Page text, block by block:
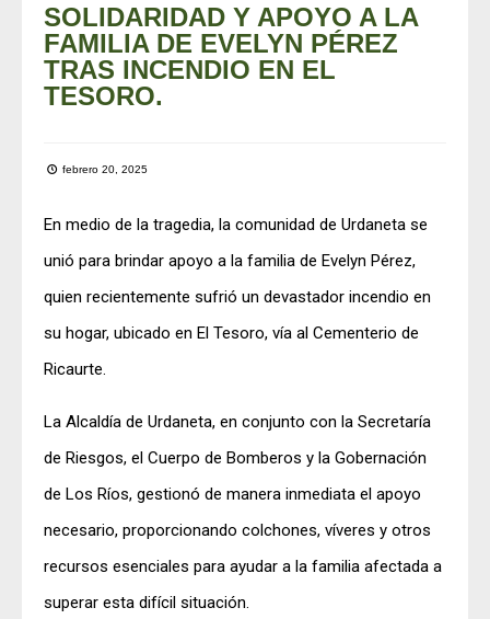
SOLIDARIDAD Y APOYO A LA
FAMILIA DE EVELYN PÉREZ
TRAS INCENDIO EN EL
TESORO.
febrero 20, 2025
En medio de la tragedia, la comunidad de Urdaneta se
unió para brindar apoyo a la familia de Evelyn Pérez,
quien recientemente sufrió un devastador incendio en
su hogar, ubicado en El Tesoro, vía al Cementerio de
Ricaurte.
La Alcaldía de Urdaneta, en conjunto con la Secretaría
de Riesgos, el Cuerpo de Bomberos y la Gobernación
de Los Ríos, gestionó de manera inmediata el apoyo
necesario, proporcionando colchones, víveres y otros
recursos esenciales para ayudar a la familia afectada a
superar esta difícil situación.